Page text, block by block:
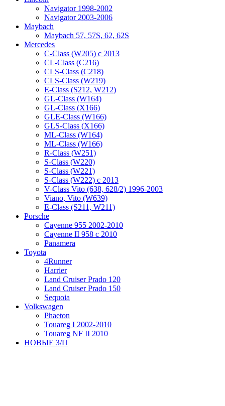
Navigator 1998-2002
Navigator 2003-2006
Maybach
Maybach 57, 57S, 62, 62S
Mercedes
C-Class (W205) с 2013
CL-Class (C216)
CLS-Class (C218)
CLS-Class (W219)
E-Class (S212, W212)
GL-Class (W164)
GL-Class (X166)
GLE-Class (W166)
GLS-Class (X166)
ML-Class (W164)
ML-Class (W166)
R-Class (W251)
S-Class (W220)
S-Class (W221)
S-Class (W222) с 2013
V-Class Vito (638, 628/2) 1996-2003
Viano, Vito (W639)
Е-Class (S211, W211)
Porsche
Cayenne 955 2002-2010
Cayenne II 958 с 2010
Panamera
Toyota
4Runner
Harrier
Land Cruiser Prado 120
Land Cruiser Prado 150
Sequoia
Volkswagen
Phaeton
Touareg I 2002-2010
Touareg NF II 2010
НОВЫЕ З/П